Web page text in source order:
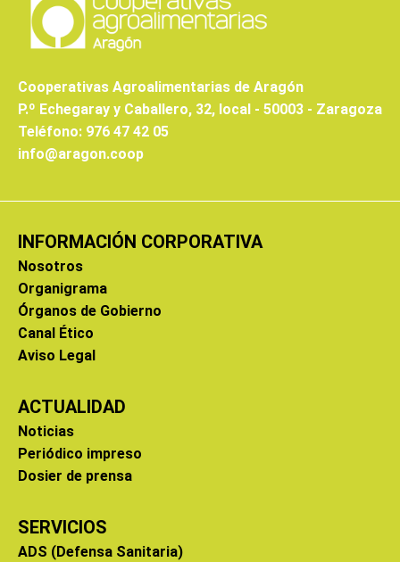
Cooperativas Agroalimentarias de Aragón
P.º Echegaray y Caballero, 32, local - 50003 - Zaragoza
Teléfono: 976 47 42 05
info@aragon.coop
INFORMACIÓN CORPORATIVA
Nosotros
Organigrama
Órganos de Gobierno
Canal Ético
Aviso Legal
ACTUALIDAD
Noticias
Periódico impreso
Dosier de prensa
SERVICIOS
ADS (Defensa Sanitaria)